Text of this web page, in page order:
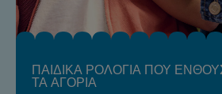
ΠΑΙΔΙΚΑ ΡΟΛΟΓΙΑ ΠΟΥ
ΤΑ ΑΓΟΡΙΑ